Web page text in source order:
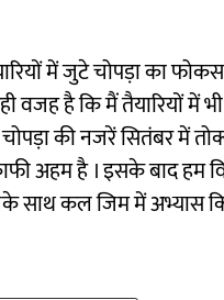
में जुटे चोपड़ा का फोकस
वजह है कि मैं तैयारियों में
की नजरें सितंबर में
अहम है । इसके बाद
कल जिम में अभ्यास